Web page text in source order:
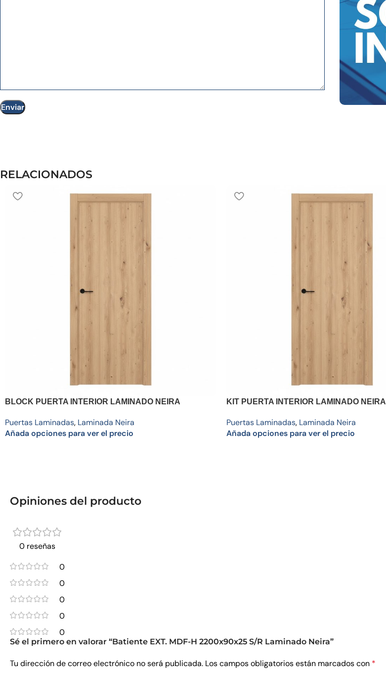
RELACIONADOS
BLOCK PUERTA INTERIOR LAMINADO NEIRA
Puertas Laminadas, Laminada Neira
Añada opciones para ver el precio
KIT PUERTA INTERIOR LAMINADO NEIRA
Puertas Laminadas, Laminada Neira
Añada opciones para ver el precio
Opiniones del producto
0 reseñas
0
0
0
0
0
Sé el primero en valorar “Batiente EXT. MDF-H 2200x90x25 S/R Laminado Neira”
Tu dirección de correo electrónico no será publicada. Los campos obligatorios están marcados con *